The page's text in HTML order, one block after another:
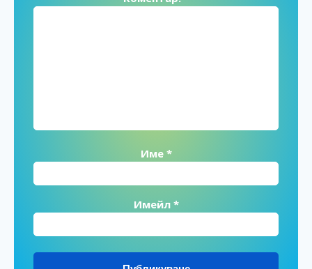
Име *
Имейл *